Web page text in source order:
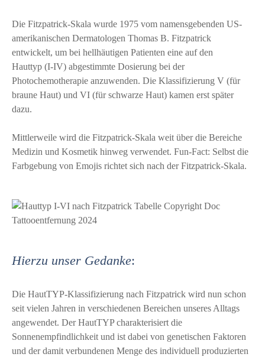
Die Fitzpatrick-Skala wurde 1975 vom namensgebenden US-
amerikanischen Dermatologen Thomas B. Fitzpatrick
entwickelt, um bei hellhäutigen Patienten eine auf den
Hauttyp (I-IV) abgestimmte Dosierung bei der
Photochemotherapie anzuwenden. Die Klassifizierung V (für
braune Haut) und VI (für schwarze Haut) kamen erst später
dazu.
Mittlerweile wird die Fitzpatrick-Skala weit über die Bereiche
Medizin und Kosmetik hinweg verwendet. Fun-Fact: Selbst die
Farbgebung von Emojis richtet sich nach der Fitzpatrick-Skala.
Hierzu unser Gedanke:
Die HautTYP-Klassifizierung nach Fitzpatrick wird nun schon
seit vielen Jahren in verschiedenen Bereichen unseres Alltags
angewendet. Der HautTYP charakterisiert die
Sonnenempfindlichkeit und ist dabei von genetischen Faktoren
und der damit verbundenen Menge des individuell produzierten